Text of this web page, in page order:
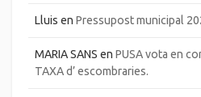
Lluis en Pressupost municipal
MARIA SANS en PUSA vota en
TAXA d’ escombraries.